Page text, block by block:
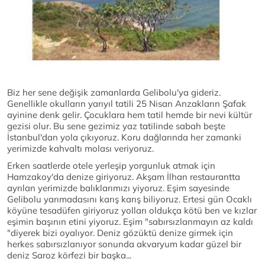
Biz her sene değişik zamanlarda Gelibolu'ya gideriz.
Genellikle okulların yarıyıl tatili 25 Nisan Anzakların Şafak
ayinine denk gelir. Çocuklara hem tatil hemde bir nevi kültür
gezisi olur. Bu sene gezimiz yaz tatilinde sabah beşte
İstanbul'dan yola çıkıyoruz. Koru dağlarında her zamanki
yerimizde kahvaltı molası veriyoruz.
Erken saatlerde otele yerleşip yorgunluk atmak için
Hamzakoy'da denize giriyoruz. Akşam İlhan restaurantta
ayrılan yerimizde balıklarımızı yiyoruz. Eşim sayesinde
Gelibolu yarımadasını karış karış biliyoruz. Ertesi gün Ocaklı
köyüne tesadüfen giriyoruz yolları oldukça kötü ben ve kızlar
eşimin başının etini yiyoruz. Eşim "sabırsızlanmayın az kaldı
"diyerek bizi oyalıyor. Deniz gözüktü denize girmek için
herkes sabırsızlanıyor sonunda akvaryum kadar güzel bir
deniz Saroz körfezi bir başka...